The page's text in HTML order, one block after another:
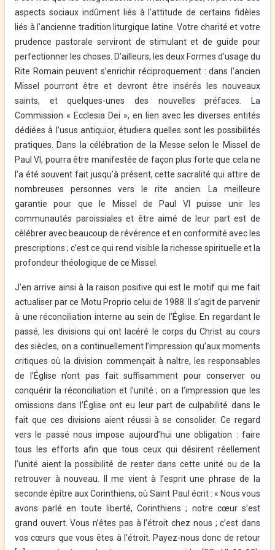
aspects sociaux indûment liés à l’attitude de certains fidèles
liés à l’ancienne tradition liturgique latine. Votre charité et votre
prudence pastorale serviront de stimulant et de guide pour
perfectionner les choses. D’ailleurs, les deux Formes d’usage du
Rite Romain peuvent s’enrichir réciproquement : dans l’ancien
Missel pourront être et devront être insérés les nouveaux
saints, et quelques-unes des nouvelles préfaces. La
Commission « Ecclesia Dei », en lien avec les diverses entités
dédiées à l’usus antiquior, étudiera quelles sont les possibilités
pratiques. Dans la célébration de la Messe selon le Missel de
Paul VI, pourra être manifestée de façon plus forte que cela ne
l’a été souvent fait jusqu’à présent, cette sacralité qui attire de
nombreuses personnes vers le rite ancien. La meilleure
garantie pour que le Missel de Paul VI puisse unir les
communautés paroissiales et être aimé de leur part est de
célébrer avec beaucoup de révérence et en conformité avec les
prescriptions ; c’est ce qui rend visible la richesse spirituelle et la
profondeur théologique de ce Missel.
J’en arrive ainsi à la raison positive qui est le motif qui me fait
actualiser par ce Motu Proprio celui de 1988. Il s’agit de parvenir
à une réconciliation interne au sein de l’Église. En regardant le
passé, les divisions qui ont lacéré le corps du Christ au cours
des siècles, on a continuellement l’impression qu’aux moments
critiques où la division commençait à naître, les responsables
de l’Église n’ont pas fait suffisamment pour conserver ou
conquérir la réconciliation et l’unité ; on a l’impression que les
omissions dans l’Église ont eu leur part de culpabilité dans le
fait que ces divisions aient réussi à se consolider. Ce regard
vers le passé nous impose aujourd’hui une obligation : faire
tous les efforts afin que tous ceux qui désirent réellement
l’unité aient la possibilité de rester dans cette unité ou de la
retrouver à nouveau. Il me vient à l’esprit une phrase de la
seconde épître aux Corinthiens, où Saint Paul écrit : « Nous vous
avons parlé en toute liberté, Corinthiens ; notre cœur s’est
grand ouvert. Vous n’êtes pas à l’étroit chez nous ; c’est dans
vos cœurs que vous êtes à l’étroit. Payez-nous donc de retour